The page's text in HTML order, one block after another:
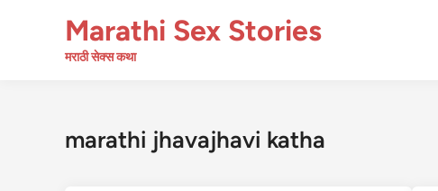
Marathi Sex Stories
मराठी सेक्स कथा
marathi jhavajhavi katha